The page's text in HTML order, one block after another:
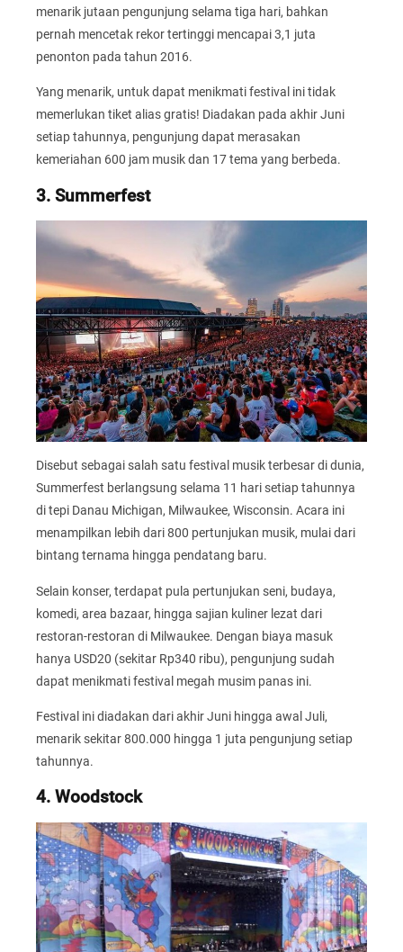
menarik jutaan pengunjung selama tiga hari, bahkan
pernah mencetak rekor tertinggi mencapai 3,1 juta
penonton pada tahun 2016.
Yang menarik, untuk dapat menikmati festival ini tidak
memerlukan tiket alias gratis! Diadakan pada akhir Juni
setiap tahunnya, pengunjung dapat merasakan
kemeriahan 600 jam musik dan 17 tema yang berbeda.
3. Summerfest
Disebut sebagai salah satu festival musik terbesar di dunia,
Summerfest berlangsung selama 11 hari setiap tahunnya
di tepi Danau Michigan, Milwaukee, Wisconsin. Acara ini
menampilkan lebih dari 800 pertunjukan musik, mulai dari
bintang ternama hingga pendatang baru.
Selain konser, terdapat pula pertunjukan seni, budaya,
komedi, area bazaar, hingga sajian kuliner lezat dari
restoran-restoran di Milwaukee. Dengan biaya masuk
hanya USD20 (sekitar Rp340 ribu), pengunjung sudah
dapat menikmati festival megah musim panas ini.
Festival ini diadakan dari akhir Juni hingga awal Juli,
menarik sekitar 800.000 hingga 1 juta pengunjung setiap
tahunnya.
4. Woodstock